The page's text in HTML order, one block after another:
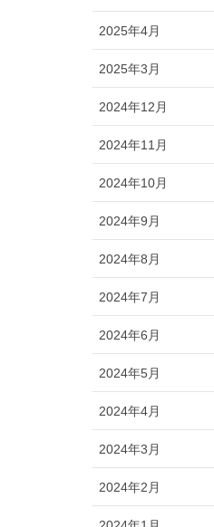
2025年4月
2025年3月
2024年12月
2024年11月
2024年10月
2024年9月
2024年8月
2024年7月
2024年6月
2024年5月
2024年4月
2024年3月
2024年2月